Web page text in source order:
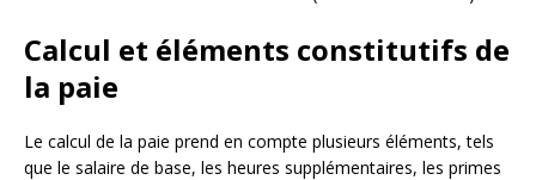
Calcul et éléments constitutifs de
la paie
Le calcul de la paie prend en compte plusieurs éléments, tels
que le salaire de base, les heures supplémentaires, les primes